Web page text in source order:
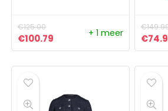
€125.00
Oorspronkelijke prijs was:
€100.79 Huidige prijs is: €100.79.
+ 1 meer
€
€